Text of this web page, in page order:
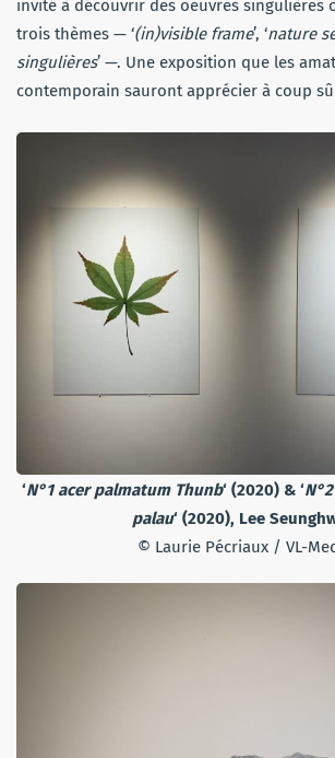
invité à découvrir des oeuvres singulières
trois thèmes — ‘(in)visible frame’, ‘nature
singulières’ —. Une exposition que les
contemporain sauront apprécier à coup
‘N°1 acerpalmatum Thunb‘ (2020) & ‘
palau‘ (2020), Lee
© Laurie Pécriaux / VL-